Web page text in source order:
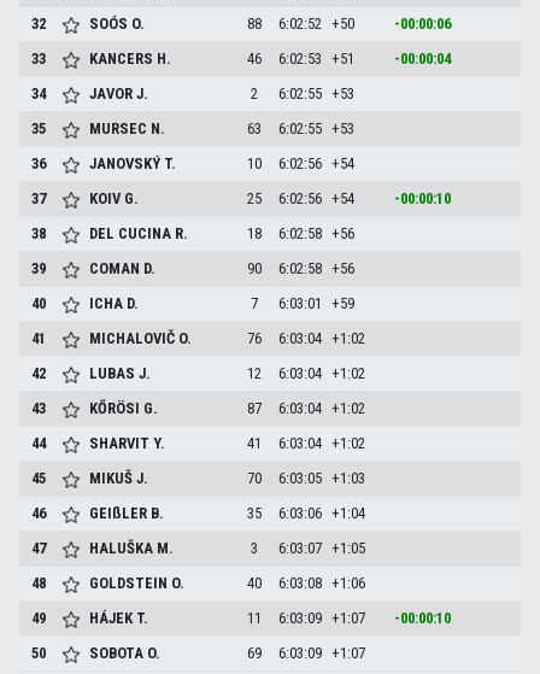
32
SOÓS O. 88 6:02:52 +50
-00:00:06
33
KANCERS H. 46 6:02:53 +51
-00:00:04
34
JAVORJ. 2 6:02:55 +53
35
MURSEC N. 63 6:02:55 +53
36
JANOVSKÝ T. 10 6:02:56 +54
37
KOIV G. 25 6:02:56 +54
-00:00:10
38
DEL CUCINA R. 18 6:02:58 +56
39
COMAN D. 90 6:02:58 +56
40
ICHA D. 7 6:03:01
+59
41
MICHALOVIČ O. 76 6:03:04 +1:02
42
LUBASJ. 12 6:03:04 +1:02
43
KŐRÖSI G. 87 6:03:04 +1:02
44
SHARVITY. 41 6:03:04 +1:02
45
MIKUŠJ. 70 6:03:05 +1:03
46
GEIßLER B. 35 6:03:06 +1:04
47
HALUŠKA M. 3 6:03:07 +1:05
48
GOLDSTEIN O. 40 6:03:08 +1:06
49
HÁJEK T. 11 6:03:09 +1:07
-00:00:10
50
SOBOTA O. 69 6:03:09 +1:07